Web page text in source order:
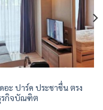
ดอะ ปาร์ค ประชาชื่น ตรง
รกิจบัณฑิต